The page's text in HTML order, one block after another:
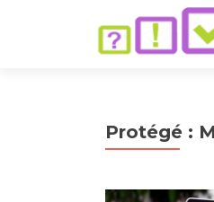
Protégé :